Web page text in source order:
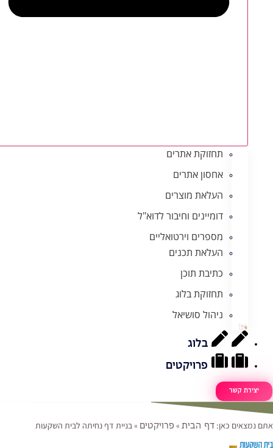
תחזוקת אתרים
אחסון אתרים
העלאת מוצרים
דומיינים וחיבור לדוא"ל
מספרים וירטואליים
העלאת תכנים
כתיבת תוכן
תחזוקת בלוג
ניהול סושיאל
בלוג
פרויקטים
יצירת קשר
אתם נמצאים כאן: דף הבית » פרויקטים »בניית דף נחיתה לבית השקעות